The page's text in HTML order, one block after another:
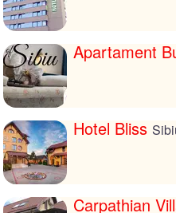
Apartament
Hotel Bliss
Carpathian